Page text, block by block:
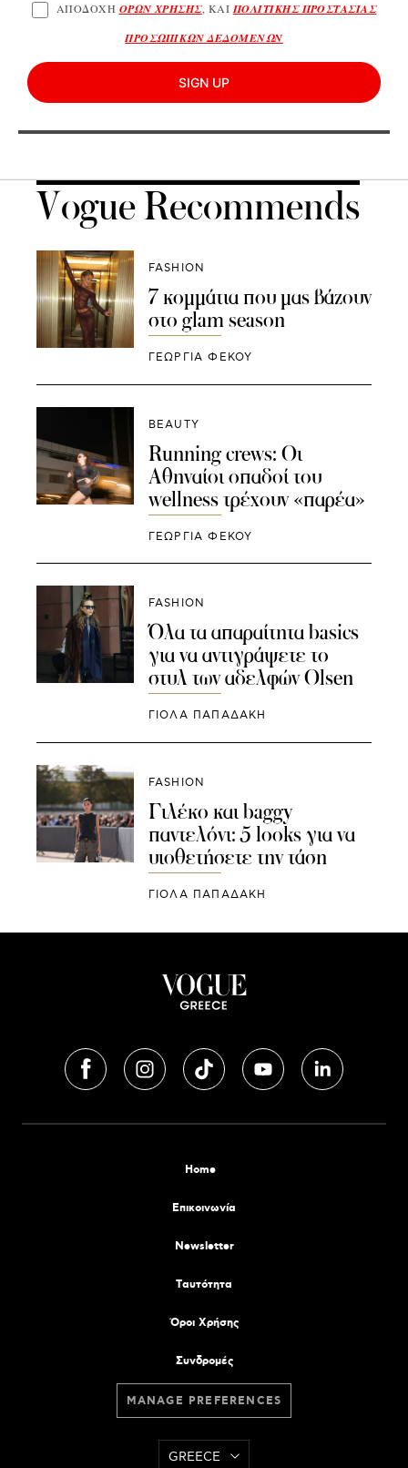
ΑΠΟΔΟΧΗ ΟΡΩΝ ΧΡΗΣΗΣ, ΚΑΙΠΟΛΙΤΙΚΗΣ ΠΡΟΣΤΑΣΙΑΣ
ΠΡΟΣΩΠΙΚΩΝ ΔΕΔΟΜΕΝΩΝ
SIGN UP
Vogue Recommends
FASHION
7 κομμάτια που μας βάζουν
στο glam season
ΓΕΩΡΓΙΑ ΦΕΚΟΥ
BEAUTY
Running crews: Oι
Αθηναίοι οπαδοί του
wellness τρέχουν «παρέα»
ΓΕΩΡΓΙΑ ΦΕΚΟΥ
FASHION
Όλα τα απαραίτητα basics
για να αντιγράψετε το
στυλ των αδελφών Olsen
ΓΙΌΛΑ ΠΑΠΑΔΆΚΗ
FASHION
Γιλέκο και baggy
παντελόνι: 5 looks για να
υιοθετήσετε την τάση
ΓΙΌΛΑ ΠΑΠΑΔΆΚΗ
Home
Επικοινωνία
Newsletter
Tαυτότητα
Όροι Χρήσης
Συνδρομές
MANAGE PREFERENCES
GREECE